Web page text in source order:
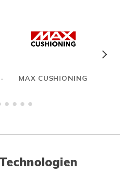
MAX CUSHIONING